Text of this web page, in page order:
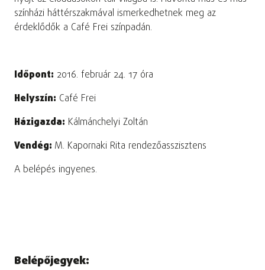
színházi háttérszakmával ismerkedhetnek meg az
érdeklődők a Café Frei színpadán.
Időpont: 2016. február 24. 17 óra
Helyszín: Café Frei
Házigazda: Kálmánchelyi Zoltán
Vendég: M. Kapornaki Rita rendezőasszisztens
A belépés ingyenes.
Belépőjegyek: